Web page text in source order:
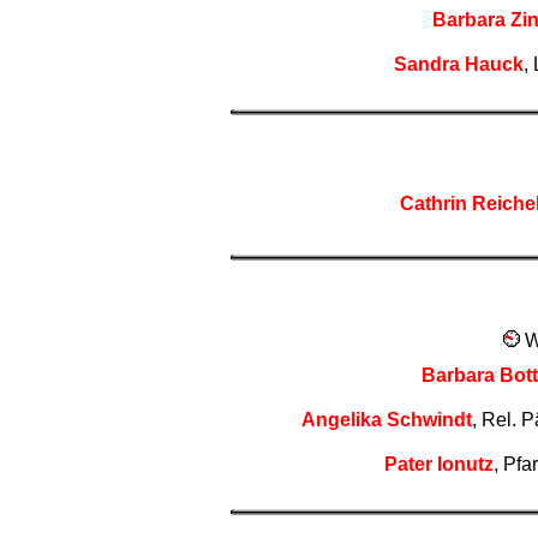
Barbara
Sandra Hauck,
Cathrin
Barbara Bott
Angelika Schwindt, Rel.
Pater Ionutz,